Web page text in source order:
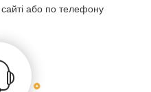
або по телефону